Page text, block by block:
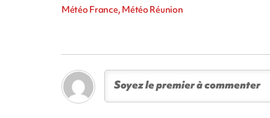
Météo France, Météo Réunion